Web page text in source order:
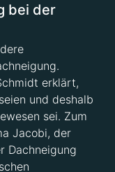
erklärt,
und deshalb
sei. Zum
Jacobi, der